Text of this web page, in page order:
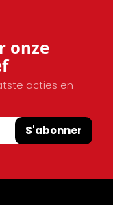
onze
acties en
S'abonner